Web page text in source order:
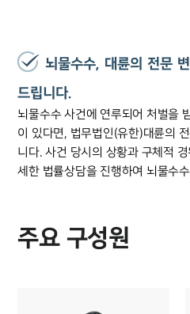
뇌물수수, 대륜의 전문
드립니다.
뇌물수수 사건에 연루되어 처벌을
이 있다면, 법무법인(유한)대륜의
니다. 사건 당시의 상황과 구체적
세한 법률상담을 진행하여 뇌물수
주요 구성원